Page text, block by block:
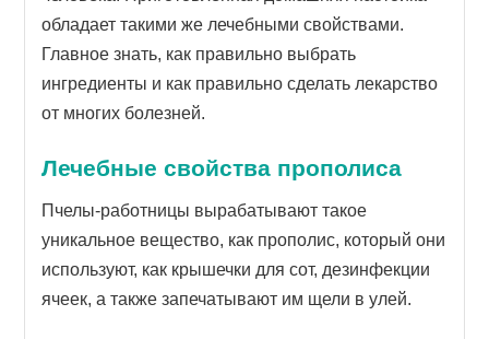
обладает такими же лечебными свойствами.
Главное знать, как правильно выбрать
ингредиенты и как правильно сделать лекарство
от многих болезней.
Лечебные свойства прополиса
Пчелы-работницы вырабатывают такое
уникальное вещество, как прополис, который они
используют, как крышечки для сот, дезинфекции
ячеек, а также запечатывают им щели в улей.